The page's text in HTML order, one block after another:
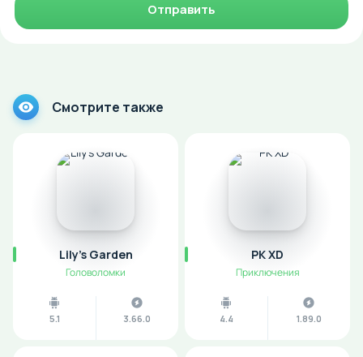
Отправить
Смотрите также
Lily's Garden
Головоломки
5.1 3.66.0
PK XD
Приключения
4.4 1.89.0